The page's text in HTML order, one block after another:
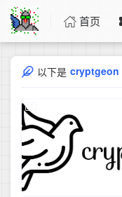
首页
以下是 cryptgeon